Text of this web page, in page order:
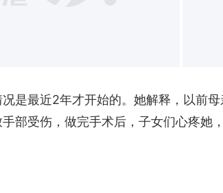
是最近2年才开始的。她解释，以前
部受伤，做完手术后，子女们心疼她